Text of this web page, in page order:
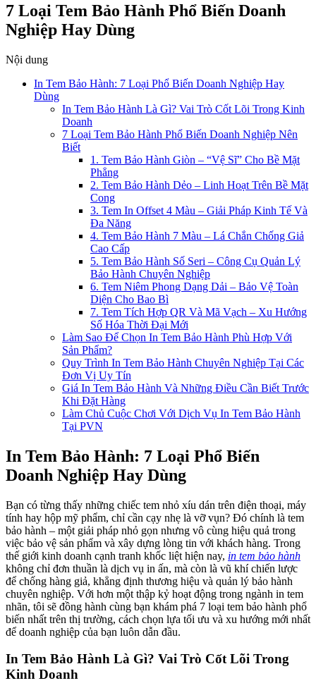
7 Loại Tem Bảo Hành Phổ Biến Doanh
Nghiệp Hay Dùng
Nội dung
In Tem Bảo Hành: 7 Loại Phổ Biến Doanh Nghiệp Hay
Dùng
In Tem Bảo Hành Là Gì? Vai Trò Cốt Lõi Trong Kinh
Doanh
7 Loại Tem Bảo Hành Phổ Biến Doanh Nghiệp Nên
Biết
1. Tem Bảo Hành Giòn – “Vệ Sĩ” Cho Bề Mặt
Phẳng
2. Tem Bảo Hành Dẻo – Linh Hoạt Trên Bề Mặt
Cong
3. Tem In Offset 4 Màu – Giải Pháp Kinh Tế Và
Đa Năng
4. Tem Bảo Hành 7 Màu – Lá Chắn Chống Giả
Cao Cấp
5. Tem Bảo Hành Số Seri – Công Cụ Quản Lý
Bảo Hành Chuyên Nghiệp
6. Tem Niêm Phong Dạng Dải – Bảo Vệ Toàn
Diện Cho Bao Bì
7. Tem Tích Hợp QR Và Mã Vạch – Xu Hướng
Số Hóa Thời Đại Mới
Làm Sao Để Chọn In Tem Bảo Hành Phù Hợp Với
Sản Phẩm?
Quy Trình In Tem Bảo Hành Chuyên Nghiệp Tại Các
Đơn Vị Uy Tín
Giá In Tem Bảo Hành Và Những Điều Cần Biết Trước
Khi Đặt Hàng
Làm Chủ Cuộc Chơi Với Dịch Vụ In Tem Bảo Hành
Tại PVN
In Tem Bảo Hành: 7 Loại Phổ Biến
Doanh Nghiệp Hay Dùng
Bạn có từng thấy những chiếc tem nhỏ xíu dán trên điện thoại, máy
tính hay hộp mỹ phẩm, chỉ cần cạy nhẹ là vỡ vụn? Đó chính là tem
bảo hành – một giải pháp nhỏ gọn nhưng vô cùng hiệu quả trong
việc bảo vệ sản phẩm và xây dựng lòng tin với khách hàng. Trong
thế giới kinh doanh cạnh tranh khốc liệt hiện nay, in tem bảo hành
không chỉ đơn thuần là dịch vụ in ấn, mà còn là vũ khí chiến lược
để chống hàng giả, khẳng định thương hiệu và quản lý bảo hành
chuyên nghiệp. Với hơn một thập kỷ hoạt động trong ngành in tem
nhãn, tôi sẽ đồng hành cùng bạn khám phá 7 loại tem bảo hành phổ
biến nhất trên thị trường, cách chọn lựa tối ưu và xu hướng mới nhất
để doanh nghiệp của bạn luôn dẫn đầu.
In Tem Bảo Hành Là Gì? Vai Trò Cốt Lõi Trong
Kinh Doanh